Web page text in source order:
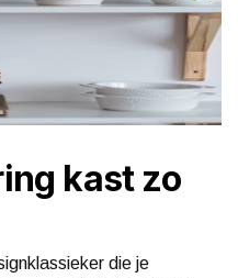
kast zo
die je